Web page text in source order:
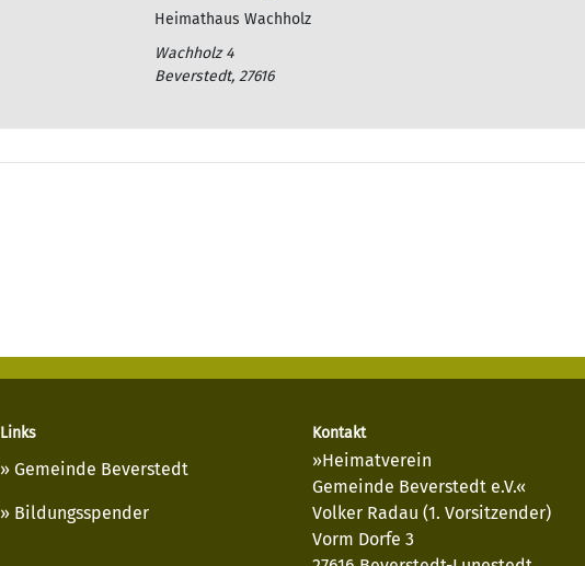
Heimathaus Wachholz
Wachholz 4
Beverstedt, 27616
Links
Gemeinde Beverstedt
Bildungsspender
Kontakt
»Heimatverein
Gemeinde Beverstedt e.V.«
Volker Radau (1. Vorsitzender)
Vorm Dorfe 3